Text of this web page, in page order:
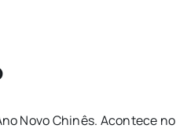
Novo Chinês. Acontece no